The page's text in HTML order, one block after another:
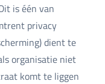
is één van
privacy
dient te
organisatie niet
komt te liggen